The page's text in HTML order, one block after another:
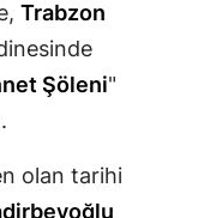
Trabzon
Şöleni"
olan tarihi